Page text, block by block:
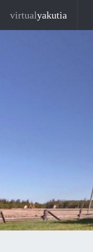
virtualyakutia